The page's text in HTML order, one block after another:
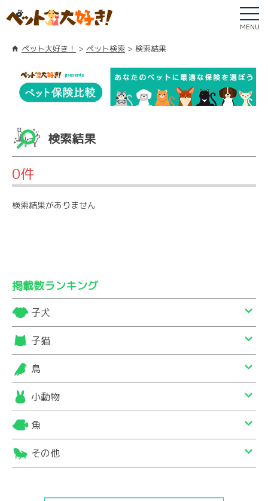
MENU
ペット大好き！ ペット検索 検索結果
検索結果
0件
検索結果がありません
掲載数ランキング
子犬
子猫
鳥
小動物
魚
その他